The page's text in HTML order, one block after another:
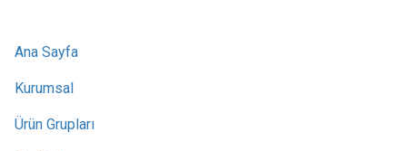
Ana Sayfa
Kurumsal
Ürün Grupları